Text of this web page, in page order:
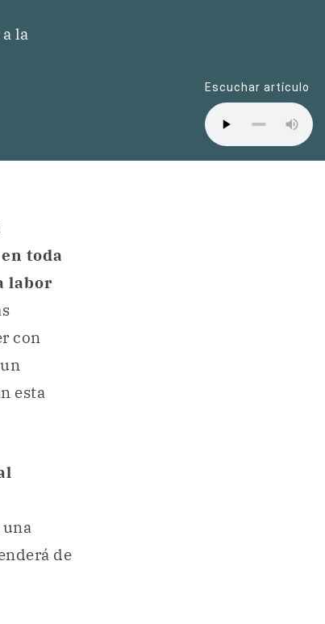
la
Escuchar artículo
toda
labor
con
esta
de